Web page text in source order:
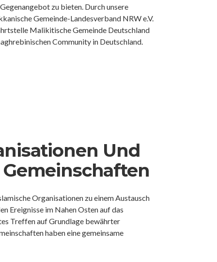
zu bieten. Durch unsere
Gemeinde-Landesverband NRW e.V.
Malikitische Gemeinde Deutschland
Community in Deutschland.
Und
Organisationen zu einem Austausch
Ereignisse im Nahen Osten auf das
Treffen auf Grundlage bewährter
haben eine gemeinsame